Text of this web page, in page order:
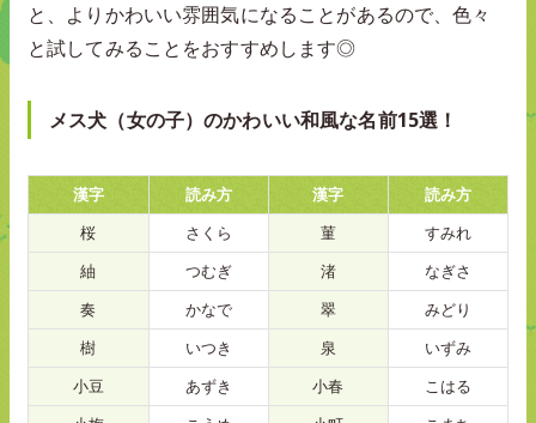
と、よりかわいい雰囲気になることがあるので、色々
と試してみることをおすすめします◎
メス犬（女の子）のかわいい和風な名前15選！
漢字 読み方 漢字
読み方
桜
さくら 菫
すみれ
紬
つむぎ 渚
なぎさ
奏
かなで 翠
みどり
樹
いつき 泉
いずみ
小豆
あずき 小春
こはる